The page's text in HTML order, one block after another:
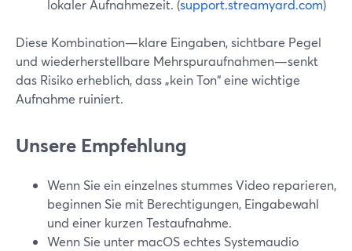
lokaler Aufnahmezeit. (support.streamyard.com)
Diese Kombination—klare Eingaben, sichtbare Pegel
und wiederherstellbare Mehrspuraufnahmen—senkt
das Risiko erheblich, dass „kein Ton“ eine wichtige
Aufnahme ruiniert.
Unsere Empfehlung
Wenn Sie ein einzelnes stummes Video reparieren,
beginnen Sie mit Berechtigungen, Eingabewahl
und einer kurzen Testaufnahme.
Wenn Sie unter macOS echtes Systemaudio